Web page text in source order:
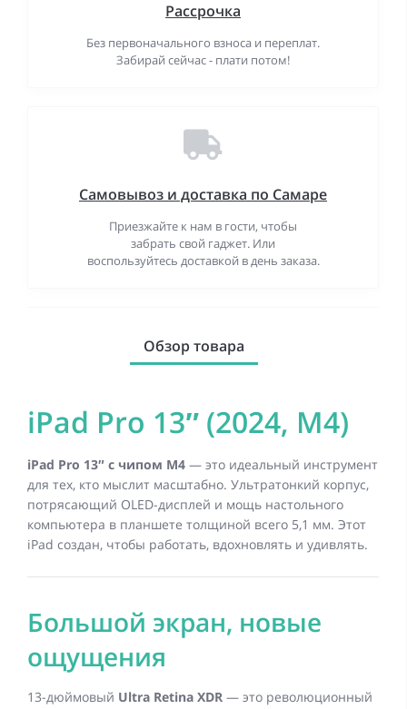
Рассрочка
Без первоначального взноса и переплат.
Забирай сейчас - плати потом!
Самовывоз и доставка по Самаре
Приезжайте к нам в гости, чтобы
забрать свой гаджет. Или
воспользуйтесь доставкой в день заказа.
Обзор товара
iPad Pro 13″ (2024, M4)
iPad Pro 13″ с чипом M4 — это идеальный инструмент
для тех, кто мыслит масштабно. Ультратонкий корпус,
потрясающий OLED-дисплей и мощь настольного
компьютера в планшете толщиной всего 5,1 мм. Этот
iPad создан, чтобы работать, вдохновлять и удивлять.
Большой экран, новые
ощущения
13-дюймовый Ultra Retina XDR — это революционный